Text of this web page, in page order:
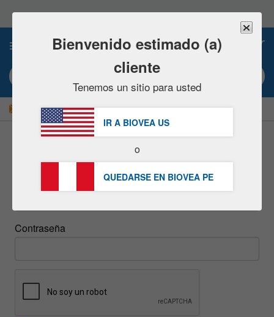
este
sitio
incluye
sistema
de Búsqueda por palabra clave o nº artículo
¡AHORRE UN 15 % AHORA! | GRATUITAEntrega S/234.00 »
Contraseña
Bienvenido estimado (a)
cliente
Tenemos un sitio para usted
IR A BIOVEA US
o
QUEDARSE EN BIOVEA PE